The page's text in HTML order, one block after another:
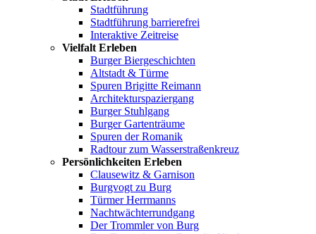
Stadtführung
Stadtführung barrierefrei
Interaktive Zeitreise
Vielfalt Erleben
Burger Biergeschichten
Altstadt & Türme
Spuren Brigitte Reimann
Architekturspaziergang
Burger Stuhlgang
Burger Gartenträume
Spuren der Romanik
Radtour zum Wasserstraßenkreuz
Persönlichkeiten Erleben
Clausewitz & Garnison
Burgvogt zu Burg
Türmer Herrmanns
Nachtwächterrundgang
Der Trommler von Burg